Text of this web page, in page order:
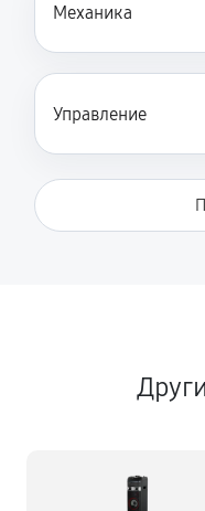
Механика
Управление